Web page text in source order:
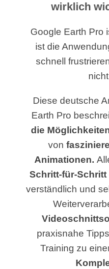
wirklich
Google Earth Pro
ist die
schnell
Diese deutsche
Earth Pro
die
von
Animationen.
Schritt-für-Schritt
verständlich und
praxisnahe
Training zu